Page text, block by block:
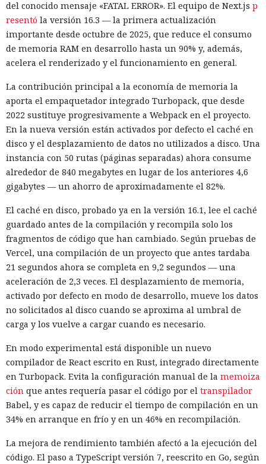
en el equipo, a gestores de contraseñas y al historial del
navegador.
Zenity comunicó los hallazgos a OpenAI ya en enero. La
compañía confirmó que luego reforzó la protección de Atlas
navegador en la aplicación ChatGPT. La propia compañía
dejará de mantener Atlas el 9 de agosto. Como alternativa,
OpenAIofrece a los usuariosla aplicación de escritorio
ChatGPT o la extensión para Chrome.
En Zenity subrayan que los ataques descritos se basan en la
sustitución de instrucciones dentro de páginas que parecen
normales, por lo que confiar únicamente en las
necesitan restricciones más estrictas, que no dependan del
criterio del propio modelo, sobre qué acciones y con qué
nivel de acceso puede ejecutar el navegador de forma
automática.
Inspecciones que forzarán su
salida del mercado: China toma
represalias contra EE. UU. a
través de Palo Alto Networks
Otra corporación corre el riesgo de repetir la triste suerte de
sus predecesoras.
del conocido mensaje «FATAL ERROR». El equipo de Next.js p
resentó la versión 16.3 — la primera actualización
importante desde octubre de 2025, que reduce el consumo
de memoria RAM en desarrollo hasta un 90% y, además,
acelera el renderizado y el funcionamiento en general.
La contribución principal a la economía de memoria la
aporta el empaquetador integrado Turbopack, que desde
2022 sustituye progresivamente a Webpack en el proyecto.
En la nueva versión están activados por defecto el caché en
disco y el desplazamiento de datos no utilizados a disco. Una
instancia con 50 rutas (páginas separadas) ahora consume
alrededor de 840 megabytes en lugar de los anteriores 4,6
gigabytes — un ahorro de aproximadamente el 82%.
El caché en disco, probado ya en la versión 16.1, lee el caché
guardado antes de la compilación y recompila solo los
fragmentos de código que han cambiado. Según pruebas de
Vercel, una compilación de un proyecto que antes tardaba
21 segundos ahora se completa en 9,2 segundos — una
aceleración de 2,3 veces. El desplazamiento de memoria,
activado por defecto en modo de desarrollo, mueve los datos
no solicitados al disco cuando se aproxima al umbral de
carga y los vuelve a cargar cuando es necesario.
En modo experimental está disponible un nuevo
compilador de React escrito en Rust, integrado directamente
en Turbopack. Evita la configuración manual de la memoiza
ción que antes requería pasar el código por el transpilador
Babel, y es capaz de reducir el tiempo de compilación en un
34% en arranque en frío y en un 46% en recompilación.
La mejora de rendimiento también afectó a la ejecución del
código. El paso a TypeScript versión 7, reescrito en Go, según